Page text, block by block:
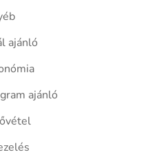
ajánló
ajánló